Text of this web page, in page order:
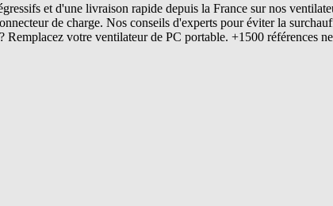
et d'une livraison rapide depuis la France sur nos
de charge. Nos conseils d'experts pour éviter la
Remplacez votre ventilateur de PC portable. +1500 références